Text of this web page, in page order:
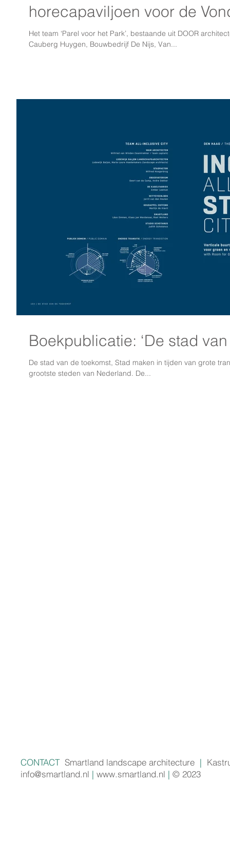
horecapaviljoen voor de
Het team ‘Parel voor het Park’, bestaande uit DOOR
Cauberg Huygen, Bouwbedrijf De Nijs, Van...
Boekpublicatie: ‘De stad
De stad van de toekomst, Stad maken in tijden van grote
grootste steden van Nederland. ​De...
CONTACTSmartland landscape architecture |
info@smartland.nl | www.smartland.nl | © 2023